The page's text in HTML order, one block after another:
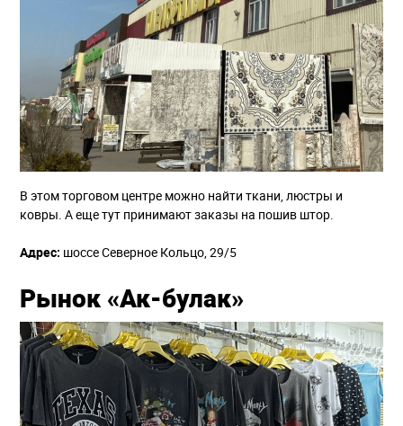
В этом торговом центре можно найти ткани, люстры и
ковры. А еще тут принимают заказы на пошив штор.
Адрес: шоссе Северное Кольцо, 29/5
Рынок «Ак-булак»